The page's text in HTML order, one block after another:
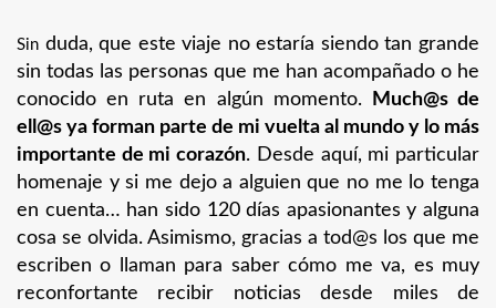
Sin duda, que este viaje no estaría siendo tan grande
sin todas las personas que me han acompañado o he
conocido en ruta en algún momento.
Much@s de
ell@s ya forman parte de mi vuelta al mundo y lo más
importante de mi corazón. Desde aquí, mi particular
homenaje y si me dejo a alguien que no me lo tenga
en cuenta… han sido 120 días apasionantes y alguna
cosa se olvida. Asimismo, gracias a tod@s los que me
escriben o llaman para saber cómo me va, es muy
reconfortante recibir noticias desde miles de